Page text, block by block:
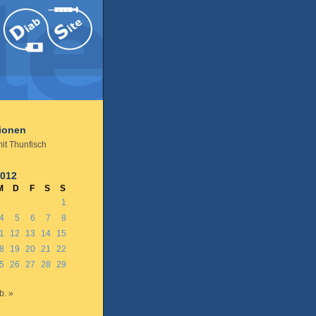
Thunfisch
D F S
S
1
4 5 6 7
8
12 13 14
15
19 20 21
22
26 27 28
29
»